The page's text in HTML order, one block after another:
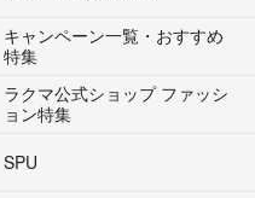
キャンペーン一覧・おすすめ
特集
ラクマ公式ショップ ファッシ
ョン特集
SPU